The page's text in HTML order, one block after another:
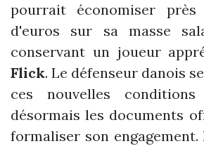
pourrait économiser
d'euros sur sa masse
conservant un joueur
Flick. Le défenseur danois
ces nouvelles
désormais les documents
formaliser son